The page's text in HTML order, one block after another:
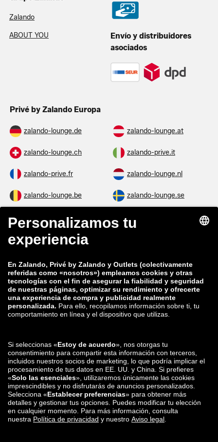
Zalando
ABOUT YOU
Envío y distribuidores
asociados
Privé by Zalando Europa
zalando-lounge.de zalando-lounge.at
zalando-lounge.ch zalando-prive.it
zalando-prive.fr zalando-lounge.nl
zalando-lounge.be zalando-lounge.se
zalando-lounge.fi
zalando-lounge.co.uk
zalando-prive.es
zalando-lounge.lt zalando-lounge.sk
zalando-lounge.ro zalando-lounge.hr
zalando-lounge.lu zalando-lounge.ee
zalando-lounge.lv zalando-lounge.no
También nos
encuentras en